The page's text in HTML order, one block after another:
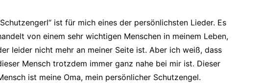
ist für mich eines der persönlichsten Lieder. Es
von einem sehr wichtigen Menschen in meinem Leben,
leider nicht mehr an meiner Seite ist. Aber ich weiß, dass
Mensch trotzdem immer ganz nahe bei mir ist. Dieser
ist meine Oma, mein persönlicher Schutzengel.